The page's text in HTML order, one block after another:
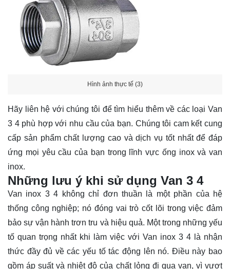
Hình ảnh thực tế (3)
Hãy liên hệ với chúng tôi để tìm hiểu thêm về các loại Van
3 4 phù hợp với nhu cầu của bạn. Chúng tôi cam kết cung
cấp sản phẩm chất lượng cao và dịch vụ tốt nhất để đáp
ứng mọi yêu cầu của bạn trong lĩnh vực ống inox và van
inox.
Những lưu ý khi sử dụng Van 3 4
Van inox 3 4 không chỉ đơn thuần là một phần của hệ
thống công nghiệp; nó đóng vai trò cốt lõi trong việc đảm
bảo sự vận hành trơn tru và hiệu quả. Một trong những yếu
tố quan trọng nhất khi làm việc với Van inox 3 4 là nhận
thức đầy đủ về các yếu tố tác động lên nó. Điều này bao
gồm áp suất và nhiệt độ của chất lỏng đi qua van, vì vượt